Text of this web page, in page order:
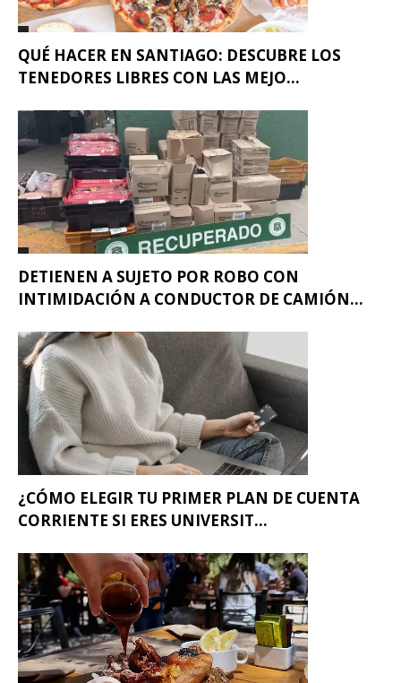
QUÉ HACER EN SANTIAGO: DESCUBRE LOS
TENEDORES LIBRES CON LAS MEJO...
DETIENEN A SUJETO POR ROBO CON
INTIMIDACIÓN A CONDUCTOR DE CAMIÓN...
¿CÓMO ELEGIR TU PRIMER PLAN DE CUENTA
CORRIENTE SI ERES UNIVERSIT...